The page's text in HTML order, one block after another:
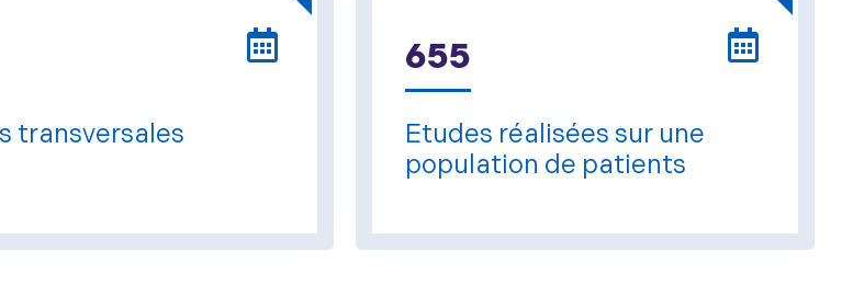
transversales
655
Etudes réalisées sur une
population de patients